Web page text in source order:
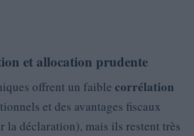
et allocation prudente
offrent un faible corrélation
et des avantages fiscaux
la déclaration), mais ils restent très